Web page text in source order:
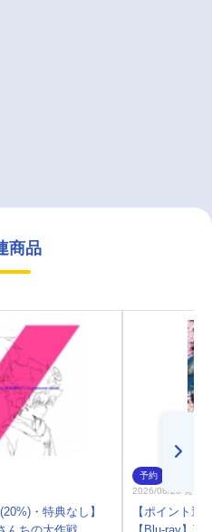
商品
・特典なし】
予約
2026/08/28 発売
【ポイント還